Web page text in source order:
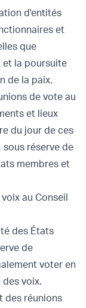
d'entités
et
que
la poursuite
de la paix.
de vote au
et lieux
du jour de ces
sous réserve de
membres et
au Conseil
des États
de
voter en
voix.
des réunions